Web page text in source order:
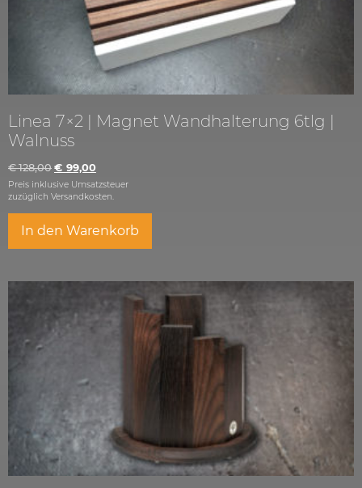
Linea 7×2 | Magnet Wandhalterung 6tlg |
Walnuss
€128,00 € 99,00
Preis inklusive Umsatzsteuer
zuzüglich Versandkosten.
In den Warenkorb